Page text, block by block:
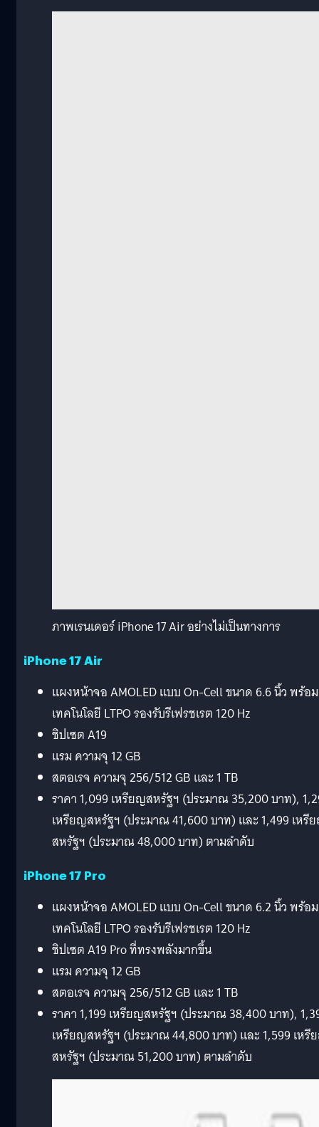
ภาพเรนเดอร์ iPhone 17 Air อย่างไม่เป็นทางการ
iPhone 17 Air
แผงหน้าจอ AMOLED แบบ On-Cell ขนาด 6.6 นิ้ว พร้อม
เทคโนโลยี LTPO รองรับรีเฟรชเรต 120 Hz
ชิปเซต A19
แรม ความจุ 12 GB
สตอเรจ ความจุ 256/512 GB และ 1 TB
ราคา 1,099 เหรียญสหรัฐฯ (ประมาณ 35,200 บาท),
เหรียญสหรัฐฯ (ประมาณ 41,600 บาท) และ 1,499 เหรี
สหรัฐฯ (ประมาณ 48,000 บาท) ตามลำดับ
iPhone 17 Pro
แผงหน้าจอ AMOLED แบบ On-Cell ขนาด 6.2 นิ้ว พร้อม
เทคโนโลยี LTPO รองรับรีเฟรชเรต 120 Hz
ชิปเซต A19 Pro ที่ทรงพลังมากขึ้น
แรม ความจุ 12 GB
สตอเรจ ความจุ 256/512 GB และ 1 TB
ราคา 1,199 เหรียญสหรัฐฯ (ประมาณ 38,400 บาท),
เหรียญสหรัฐฯ (ประมาณ 44,800 บาท) และ 1,599 เหรี
สหรัฐฯ (ประมาณ 51,200 บาท) ตามลำดับ